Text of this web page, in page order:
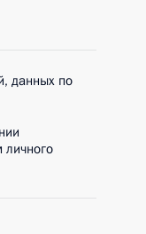
данных по
личного